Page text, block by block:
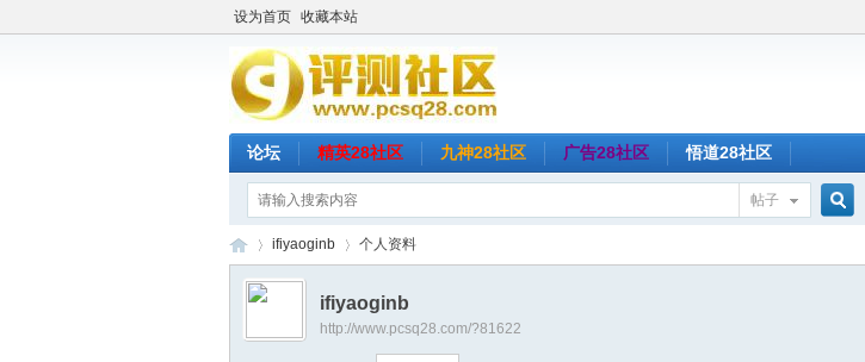
设为首页 收藏本站
论坛 精英28社区 九神28社区 广告28社区 悟道28社区
帖子
›
ifiyaoginb 个人资料
ifiyaoginb
http://www.pcsq28.com/?81622